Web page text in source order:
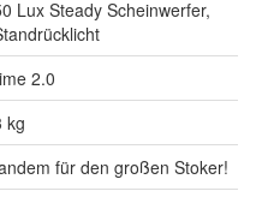
Lux Steady Scheinwerfer,
2.0
kg
für den großen Stoker!